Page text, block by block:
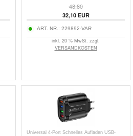
48,80
32,10EUR
ART. NR.: 229892-VAR
inkl. 20 % MwSt. zzgl.
VERSANDKOSTEN
Universal 4-Port Schnelles Aufladen USB-